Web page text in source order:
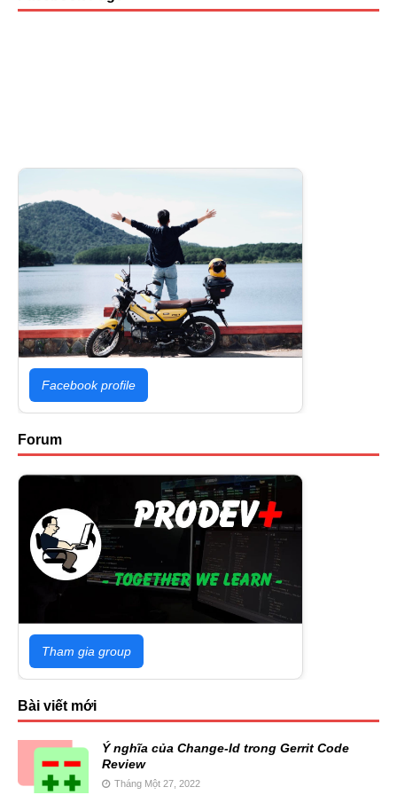
Facebook profile
Forum
Tham gia group
Bài viết mới
Ý nghĩa của Change-Id trong Gerrit Code
Review
Tháng Một 27, 2022